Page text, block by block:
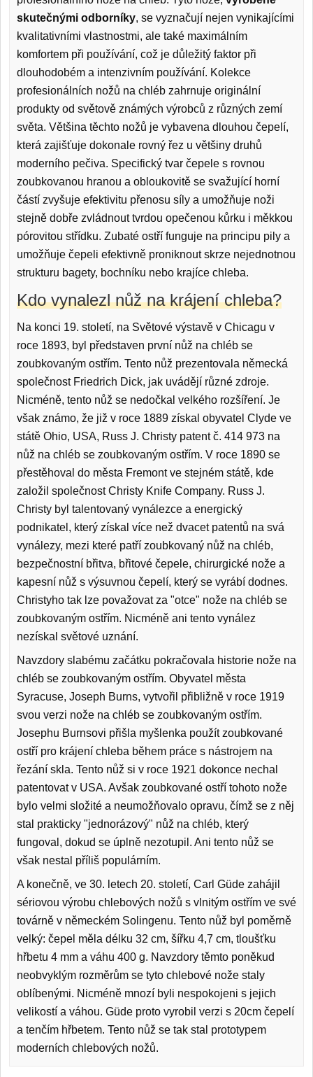
skutečnými odborníky, se vyznačují nejen vynikajícími
kvalitativními vlastnostmi, ale také maximálním
komfortem při používání, což je důležitý faktor při
dlouhodobém a intenzivním používání. Kolekce
profesionálních nožů na chléb zahrnuje originální
produkty od světově známých výrobců z různých zemí
světa. Většina těchto nožů je vybavena dlouhou čepelí,
která zajišťuje dokonale rovný řez u většiny druhů
moderního pečiva. Specifický tvar čepele s rovnou
zoubkovanou hranou a obloukovitě se svažující horní
částí zvyšuje efektivitu přenosu síly a umožňuje noži
stejně dobře zvládnout tvrdou opečenou kůrku i měkkou
pórovitou střídku. Zubaté ostří funguje na principu pily a
umožňuje čepeli efektivně proniknout skrze nejednotnou
strukturu bagety, bochníku nebo krajíce chleba.
Kdo vynalezl nůž na krájení chleba?
Na konci 19. století, na Světové výstavě v Chicagu v
roce 1893, byl představen první nůž na chléb se
zoubkovaným ostřím. Tento nůž prezentovala německá
společnost Friedrich Dick, jak uvádějí různé zdroje.
Nicméně, tento nůž se nedočkal velkého rozšíření. Je
však známo, že již v roce 1889 získal obyvatel Clyde ve
státě Ohio, USA, Russ J. Christy patent č. 414 973 na
nůž na chléb se zoubkovaným ostřím. V roce 1890 se
přestěhoval do města Fremont ve stejném státě, kde
založil společnost Christy Knife Company. Russ J.
Christy byl talentovaný vynálezce a energický
podnikatel, který získal více než dvacet patentů na svá
vynálezy, mezi které patří zoubkovaný nůž na chléb,
bezpečnostní břitva, břitové čepele, chirurgické nože a
kapesní nůž s výsuvnou čepelí, který se vyrábí dodnes.
Christyho tak lze považovat za "otce" nože na chléb se
zoubkovaným ostřím. Nicméně ani tento vynález
nezískal světové uznání.
Navzdory slabému začátku pokračovala historie nože na
chléb se zoubkovaným ostřím. Obyvatel města
Syracuse, Joseph Burns, vytvořil přibližně v roce 1919
svou verzi nože na chléb se zoubkovaným ostřím.
Josephu Burnsovi přišla myšlenka použít zoubkované
ostří pro krájení chleba během práce s nástrojem na
řezání skla. Tento nůž si v roce 1921 dokonce nechal
patentovat v USA. Avšak zoubkované ostří tohoto nože
bylo velmi složité a neumožňovalo opravu, čímž se z něj
stal prakticky "jednorázový" nůž na chléb, který
fungoval, dokud se úplně nezotupil. Ani tento nůž se
však nestal příliš populárním.
A konečně, ve 30. letech 20. století, Carl Güde zahájil
sériovou výrobu chlebových nožů s vlnitým ostřím ve své
továrně v německém Solingenu. Tento nůž byl poměrně
velký: čepel měla délku 32 cm, šířku 4,7 cm, tloušťku
hřbetu 4 mm a váhu 400 g. Navzdory těmto poněkud
neobvyklým rozměrům se tyto chlebové nože staly
oblíbenými. Nicméně mnozí byli nespokojeni s jejich
velikostí a váhou. Güde proto vyrobil verzi s 20cm čepelí
a tenčím hřbetem. Tento nůž se tak stal prototypem
moderních chlebových nožů.